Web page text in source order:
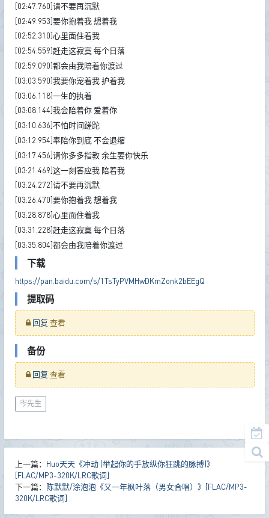
[02:47.760]请不要再沉默
[02:49.953]要你抱着我 想着我
[02:52.310]心里面住着我
[02:54.559]赶走这寂寞 每个日落
[02:59.090]都会由我陪着你渡过
[03:03.590]我要你宠着我 护着我
[03:06.118]一生的执着
[03:08.144]我会陪着你 爱着你
[03:10.636]不怕时间蹉跎
[03:12.954]奉陪你到底 不会退缩
[03:17.456]请你多多指教 余生要你快乐
[03:21.469]这一刻答应我 陪着我
[03:24.272]请不要再沉默
[03:26.470]要你抱着我 想着我
[03:28.878]心里面住着我
[03:31.228]赶走这寂寞 每个日落
[03:35.804]都会由我陪着你渡过
下载
https://pan.baidu.com/s/1TsTyPVMHwDKmZonk2bEEgQ
提取码
回复 查看
备份
回复 查看
岑先生
上一篇： Huo天天《冲动 (举起你的手放纵你狂跳的脉搏)》
[FLAC/MP3-320K/LRC歌词]
下一篇：
陈默默/涂泡泡《又一年枫叶落（男女合唱）》[FLAC/MP3-
320K/LRC歌词]